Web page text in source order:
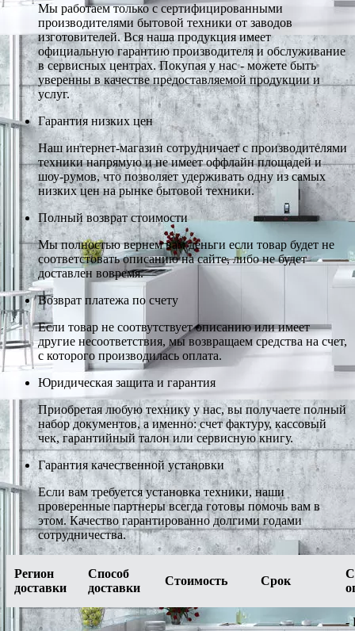
Мы работаем только с сертифицированными
производителями бытовой техники от заводов
изготовителей. Вся наша продукция имеет
официальную гарантию производителя и обслуживание
в сервисных центрах. Покупая у нас - можете быть
уверенны в качестве предоставляемой продукции и
услуг.
Гарантия низких цен
Наш интернет-магазин сотрудничает с производителями
техники напрямую и не имеет оффлайн площадей и
шоу-румов, что позволяет удерживать одну из самых
низких цен на рынке бытовой техники.
Полный возврат стоимости
Мы полностью вернем вам деньги если товар будет не
соответстовать описанию на сайте, либо не будет
доставлен вовремя.
Возврат платежа по счету
Если товар не соотвутствует описанию или имеет
другие несоответствия, мы возвращаем средства на счет,
с которого производилась оплата.
Юридическая защита и гарантия
Приобретая любую технику у нас, вы получаете полный
набор документов, а именно: счет фактуру, кассовый
чек, гарантийный талон или сервисную книгу.
Гарантия качественной установки
Если вам требуется установка техники, наши
проверенные партнеры всегда готовы помочь вам в
этом. Качество гарантированно долгими годами
сотрудничества.
Регион
доставки
Способ
доставки
Стоимость Срок
-